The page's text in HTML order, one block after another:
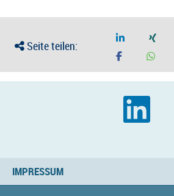
Seite teilen:
IMPRESSUM